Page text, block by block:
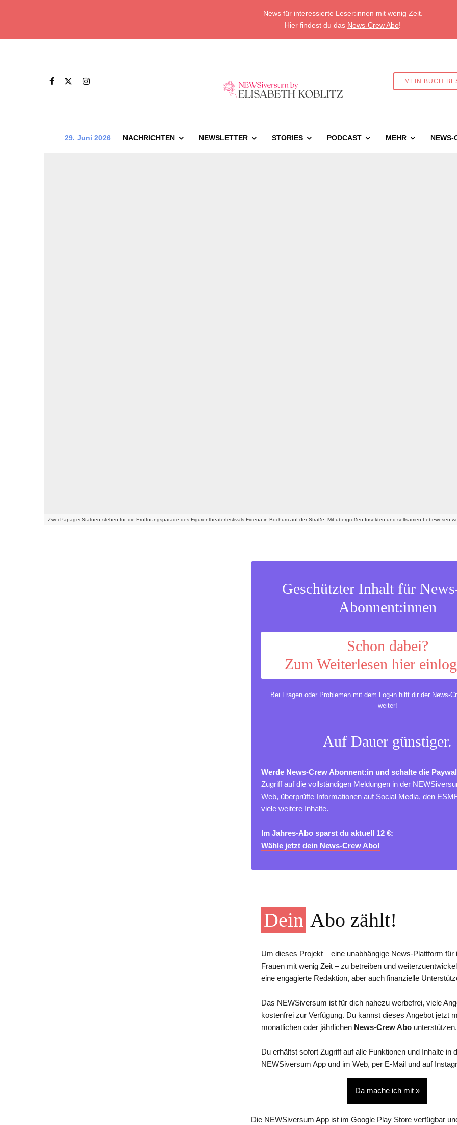
News für interessierte Leser:innen mit wenig Zeit.
Hier findest du das News-Crew Abo!
MEIN BUCH
29. Juni 2026 NACHRICHTEN NEWSLETTER STORIES PODCAST MEHR NEWS-
Zwei Papagei-Statuen stehen für die Eröffnungsparade des Figurentheaterfestivals Fidena in Bochum auf der Straße. Mit übergroßen Insekten und seltsamen Lebewesen
Geschützter Inhalt für
Abonnent:innen
Schon dabei?
Zum Weiterlesen hier
Bei Fragen oder Problemen mit dem Log-in hilft dir der News-
weiter!
Auf Dauer günstiger.
Werde News-Crew Abonnent:in und schalte die
Zugriff auf die vollständigen Meldungen in der
Web, überprüfte Informationen auf Social Media, den
viele weitere Inhalte.
Im Jahres-Abo sparst du aktuell 12 €:
Wähle jetzt dein News-Crew Abo!
Dein Abo zählt!
Um dieses Projekt – eine unabhängige News-Plattform für
Frauen mit wenig Zeit – zu betreiben und
eine engagierte Redaktion, aber auch finanzielle
Das NEWSiversum ist für dich nahezu werbefrei, viele
kostenfrei zur Verfügung. Du kannst dieses Angebot jetzt
monatlichen oder jährlichen News-Crew Abo unterstützen.
Du erhältst sofort Zugriff auf alle Funktionen und Inhalte in
NEWSiversum App und im Web, per E-Mail und auf
Da mache ich mit »
Die NEWSiversum App ist im Google Play Store verfügbar